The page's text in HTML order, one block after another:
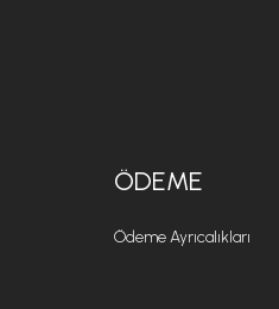
ÖDEME
Ödeme Ayrıcalıkları